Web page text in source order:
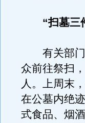
“扫墓三
有关部门
众前往祭扫
人。上周末
在公墓内绝
式食品、烟